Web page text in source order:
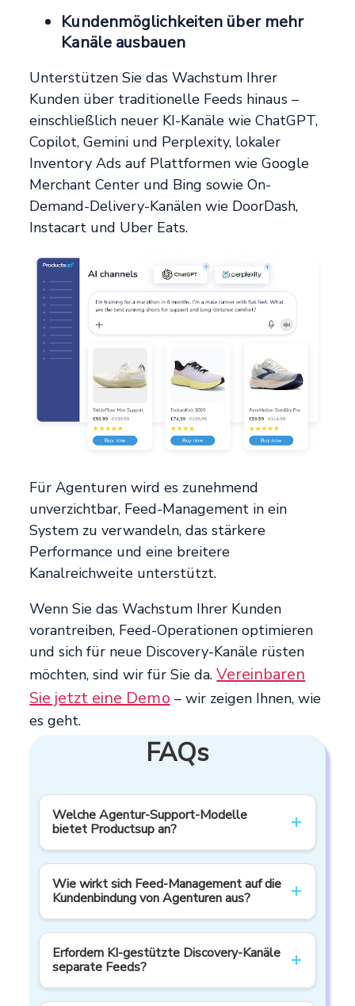
Kundenmöglichkeiten über mehr
Kanäle ausbauen
Unterstützen Sie das Wachstum Ihrer
Kunden über traditionelle Feeds hinaus –
einschließlich neuer KI-Kanäle wie ChatGPT,
Copilot, Gemini und Perplexity, lokaler
Inventory Ads auf Plattformen wie Google
Merchant Center und Bing sowie On-
Demand-Delivery-Kanälen wie DoorDash,
Instacart und Uber Eats.
Für Agenturen wird es zunehmend
unverzichtbar, Feed-Management in ein
System zu verwandeln, das stärkere
Performance und eine breitere
Kanalreichweite unterstützt.
Wenn Sie das Wachstum Ihrer Kunden
vorantreiben, Feed-Operationen optimieren
und sich für neue Discovery-Kanäle rüsten
möchten, sind wir für Sie da.Vereinbaren
Sie jetzt eine Demo – wir zeigen Ihnen, wie
es geht.
FAQs
Welche Agentur-Support-Modelle
bietet Productsup an?
Service-, Hybrid- und vollständig
vollständige Kontrolle über Feed-
Operationen möchte, Unterstützung bei
komplexem Onboarding und Feed-
Optimierung benötigt oder einen End-to-
Wie wirkt sich Feed-Management auf die
Kundenbindung von Agenturen aus?
für Kundenvertrauen. Ein fehlerhafter Feed
verschwendet Ad Spend und schwächt das
Erfordern KI-gestützte Discovery-Kanäle
separate Feeds?